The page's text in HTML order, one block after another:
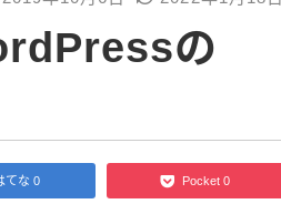
の
てな 0 Pocket 0